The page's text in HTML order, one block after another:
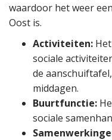
waardoor het weer
Oost is.
Activiteiten:
sociale
de
middagen.
Buurtfunctie:
sociale